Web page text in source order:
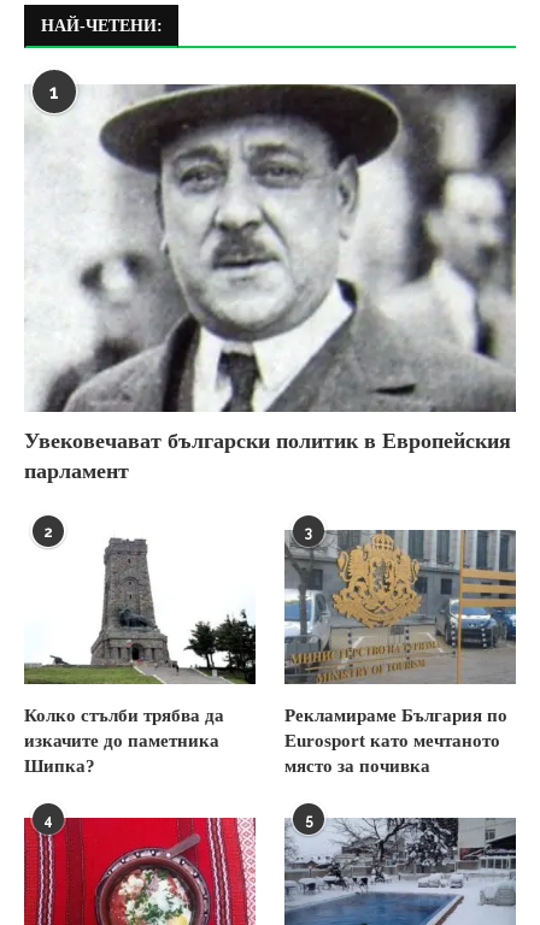
НАЙ-ЧЕТЕНИ:
1
Увековечават български политик в Европейския
парламент
2
Колко стълби трябва да
изкачите до паметника
Шипка?
3
Рекламираме България по
Eurosport като мечтаното
място за почивка
4 5